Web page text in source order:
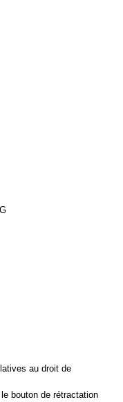
au droit de
bouton de rétractation